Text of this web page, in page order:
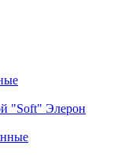
"Soft" Элерон